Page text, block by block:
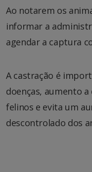
Ao notarem os
informar a
agendar a captura
A castração é
doenças, aumento
felinos e evita um
descontrolado dos